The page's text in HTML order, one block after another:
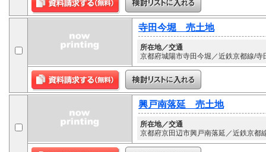
寺田今堀 売土地
所在地／交通
京都府城陽市寺田今堀／近鉄京都線/寺
興戸南落延 売土地
所在地／交通
京都府京田辺市興戸南落延／近鉄京都